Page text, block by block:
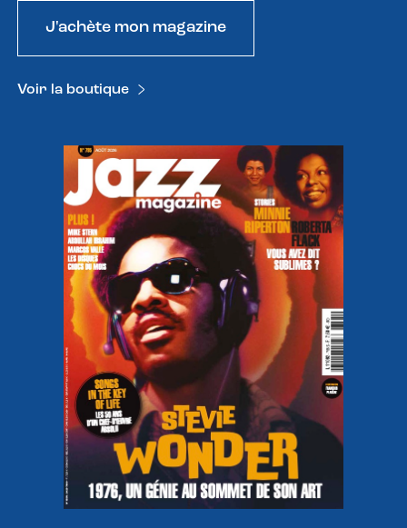
J'achète mon magazine
Voir la boutique